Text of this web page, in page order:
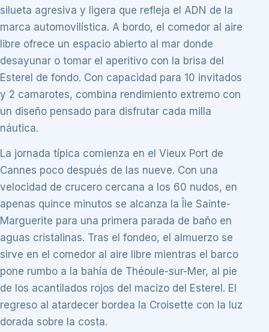
silueta agresiva y ligera que refleja el ADN de la
marca automovilística. A bordo, el comedor al aire
libre ofrece un espacio abierto al mar donde
desayunar o tomar el aperitivo con la brisa del
Esterel de fondo. Con capacidad para 10 invitados
y 2 camarotes, combina rendimiento extremo con
un diseño pensado para disfrutar cada milla
náutica.
La jornada típica comienza en el Vieux Port de
Cannes poco después de las nueve. Con una
velocidad de crucero cercana a los 60 nudos, en
apenas quince minutos se alcanza la Île Sainte-
Marguerite para una primera parada de baño en
aguas cristalinas. Tras el fondeo, el almuerzo se
sirve en el comedor al aire libre mientras el barco
pone rumbo a la bahía de Théoule-sur-Mer, al pie
de los acantilados rojos del macizo del Esterel. El
regreso al atardecer bordea la Croisette con la luz
dorada sobre la costa.